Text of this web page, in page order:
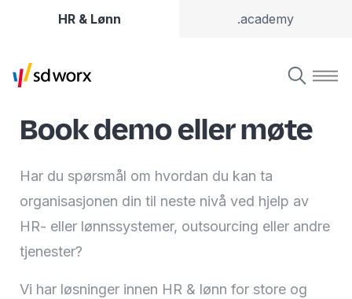
HR & Lønn .academy
Book demo eller møte
Har du spørsmål om hvordan du kan ta
organisasjonen din til neste nivå ved hjelp av
HR- eller lønnssystemer, outsourcing eller andre
tjenester?
Vi har løsninger innen HR & lønn for store og